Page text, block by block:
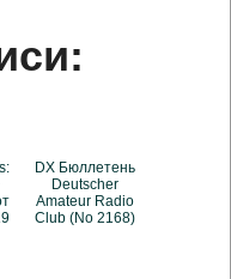
DX Бюллетень
Deutscher
Amateur Radio
Club (No 2168)